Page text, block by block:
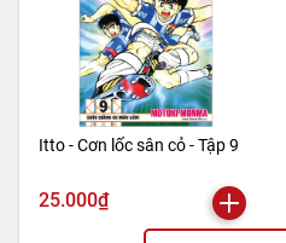
Itto - Cơn lốc sân cỏ - Tập 9
25.000₫